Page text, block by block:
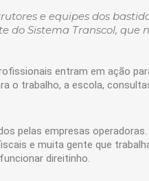
e equipes dos
do Sistema Transcol,
entram em ação
o trabalho, a escola,
pelas empresas
e muita gente que
direitinho.